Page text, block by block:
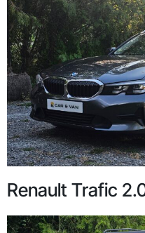
Renault Trafic